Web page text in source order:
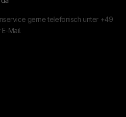
gerne telefonisch unter +49
E-Mail.